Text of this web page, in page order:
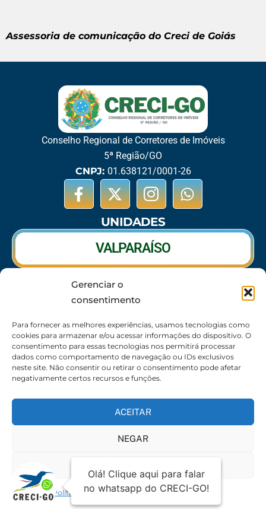
Gerenciar o
consentimento
Para fornecer as melhores experiências, usamos tecnologias como
cookies para armazenar e/ou acessar informações do dispositivo. O
consentimento para essas tecnologias nos permitirá processar
dados como comportamento de navegação ou IDs exclusivos
neste site. Não consentir ou retirar o consentimento pode afetar
negativamente certos recursos e funções.
ACEITAR
NEGAR
Política de CookiesDeclaração de privacidade
Assessoria de comunicação do Creci de Goiás
Conselho Regional de Corretores de Imóveis
5ª Região/GO
CNPJ: 01.638121/0001-26
UNIDADES
VALPARAÍSO
RIO VERDE
CALDAS NOVAS
SEDE
62 3095-6530 / 62 3236-7350 / 62 99643-1994
(Somente WhatsApp)
Atendimento:8:30h às 17:30h
Rua 56 – Palácio dos Colibris, N° 390,
Jardim Goiás, Goiânia-GO, CEP 74810240
© 2026 Todos os direitos reservados | Mantido por
i2Br
privacidade